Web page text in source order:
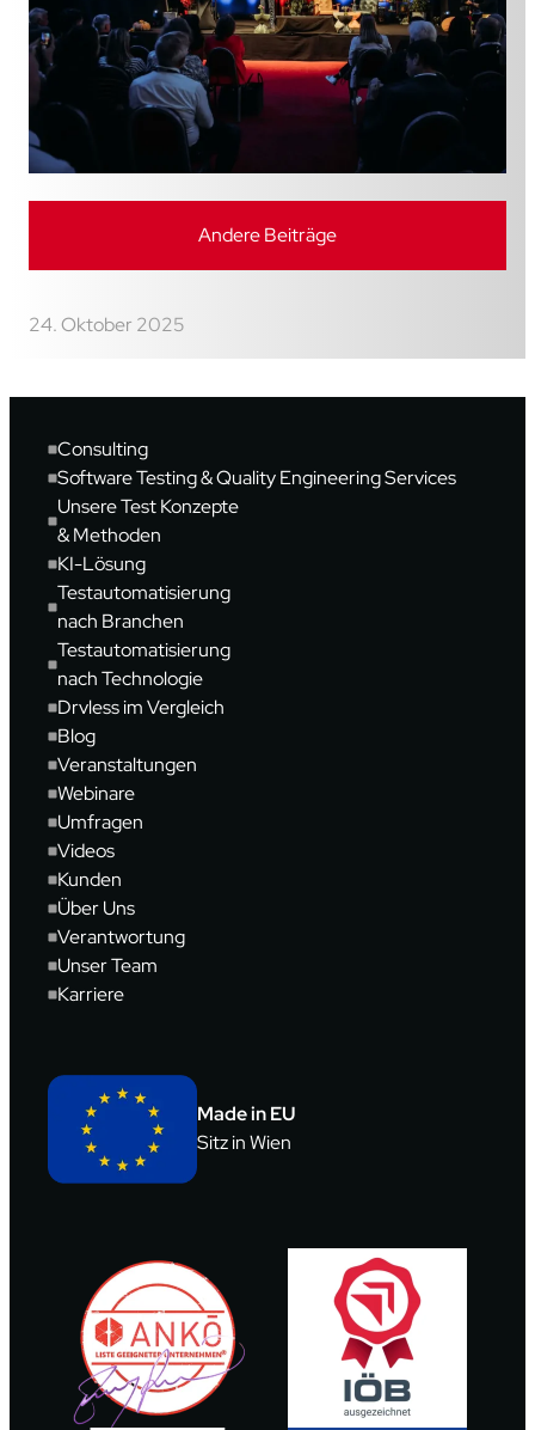
Andere Beiträge
24. Oktober 2025
Consulting
Software Testing & Quality Engineering Services
Unsere Test Konzepte
& Methoden
KI-Lösung
Testautomatisierung
nach Branchen
Testautomatisierung
nach Technologie
Drvless im Vergleich
Blog
Veranstaltungen
Webinare
Umfragen
Videos
Kunden
Über Uns
Verantwortung
Unser Team
Karriere
Made in EU
Sitz in Wien